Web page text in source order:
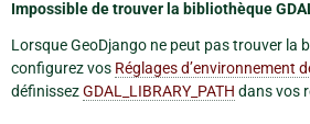
Impossible de trouver la bibliothèque
Lorsque GeoDjango ne peut pas trouver la
configurez vos Réglages d’environnement
définissezGDAL_LIBRARY_PATH dans vos